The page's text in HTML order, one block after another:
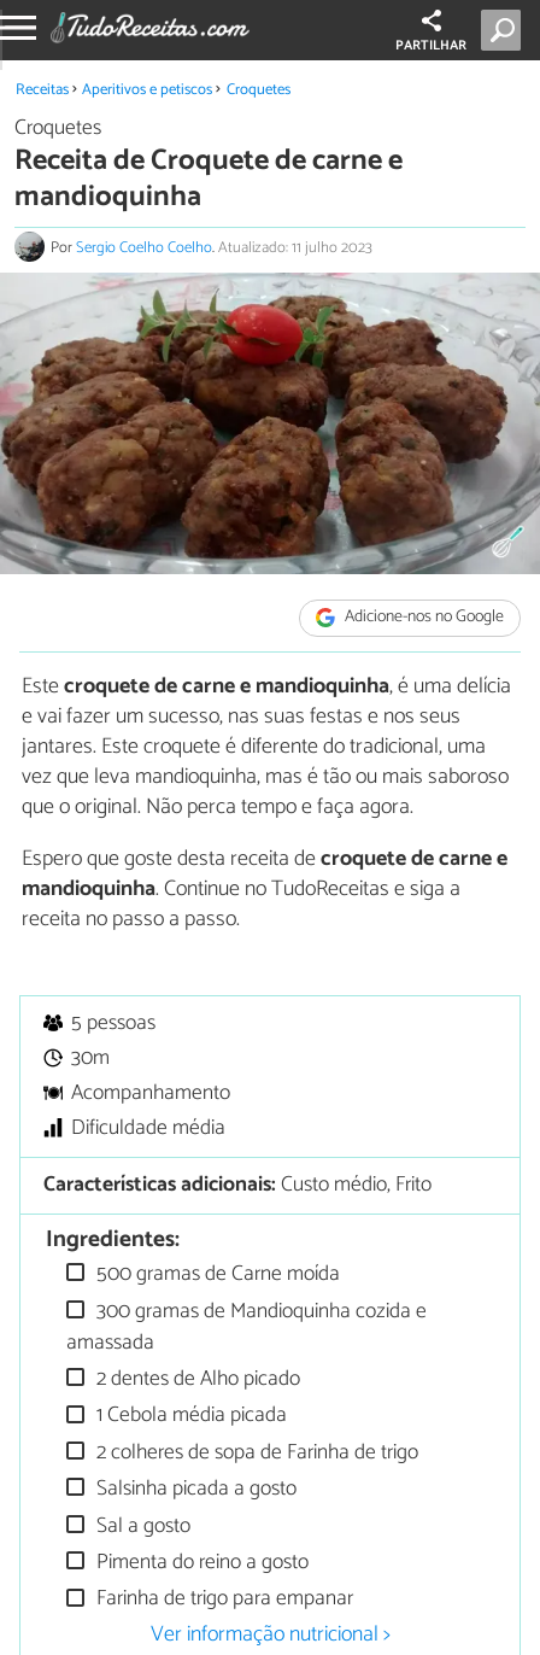
PARTILHAR
Receitas Aperitivos e petiscos Croquetes
Croquetes
Receita de Croquete de carne e
mandioquinha
PorSergio Coelho Coelho.Atualizado: 11 julho 2023
Adicione-nos no Google
Estecroquete de carne e mandioquinha, é uma delícia
e vai fazer um sucesso, nas suas festas e nos seus
jantares. Este croquete é diferente do tradicional, uma
vez que leva mandioquinha, mas é tão ou mais saboroso
que o original. Não perca tempo e faça agora.
Espero que goste desta receita decroquete de carne e
mandioquinha. Continue no TudoReceitas e siga a
receita no passo a passo.
5 pessoas
30m
Acompanhamento
Dificuldade média
Características adicionais:Custo médio, Frito
Ingredientes:
500 gramas de Carne moída
300 gramas de Mandioquinha cozida e
amassada
2 dentes de Alho picado
1 Cebola média picada
2 colheres de sopa de Farinha de trigo
Salsinha picada a gosto
Sal a gosto
Pimenta do reino a gosto
Farinha de trigo para empanar
Ver informação nutricional >